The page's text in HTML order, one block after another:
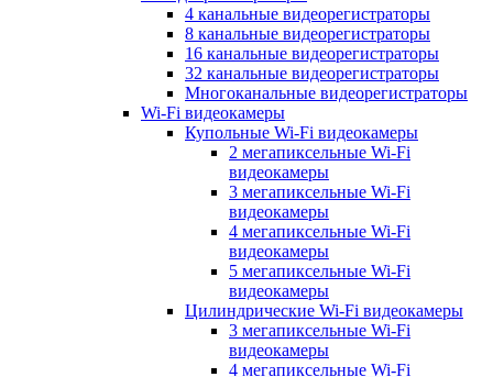
4 канальные видеорегистраторы
8 канальные видеорегистраторы
16 канальные видеорегистраторы
32 канальные видеорегистраторы
Многоканальные видеорегистраторы
Wi-Fi видеокамеры
Купольные Wi-Fi видеокамеры
2 мегапиксельные Wi-Fi
видеокамеры
3 мегапиксельные Wi-Fi
видеокамеры
4 мегапиксельные Wi-Fi
видеокамеры
5 мегапиксельные Wi-Fi
видеокамеры
Цилиндрические Wi-Fi видеокамеры
3 мегапиксельные Wi-Fi
видеокамеры
4 мегапиксельные Wi-Fi